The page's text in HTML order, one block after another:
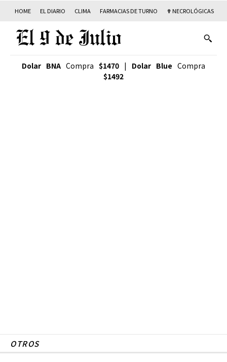
HOME EL DIARIO CLIMA FARMACIAS DE TURNO ✟ NECROLÓGICAS
Dolar BNA Compra $1470 | Dolar Blue Compra
$1492
OTROS